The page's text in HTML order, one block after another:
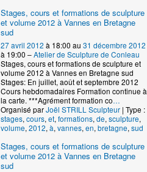
Stages, cours et formations de sculpture
et volume 2012 à Vannes en Bretagne
sud
27 avril 2012 à 18:00 au 31 décembre 2012
à 19:00 –Atelier de Sculpture de Conleau
Stages, cours et formations de sculpture et
volume 2012 à Vannes en Bretagne sud
Stages: En juillet, août et septembre 2012
Cours hebdomadaires Formation continue à
la carte. ***Agrément formation co…
Organisé parJoël STRILL Sculpteur | Type :
stages, cours, et, formations, de, sculpture,
volume, 2012, à, vannes, en, bretagne, sud
Stages, cours et formations de sculpture
et volume 2012 à Vannes en Bretagne
sud